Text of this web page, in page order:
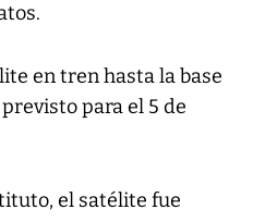
en tren hasta la base
para el 5 de
el satélite fue